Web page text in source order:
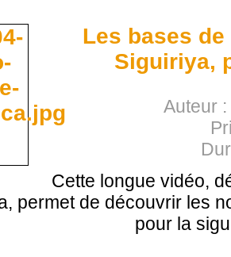
Les bases
Siguiriya,
Auteur
Cette longue vidéo,
permet de découvrir les
pour la